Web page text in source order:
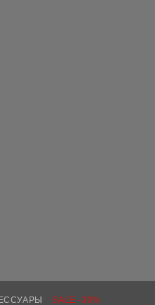
SALE -30%